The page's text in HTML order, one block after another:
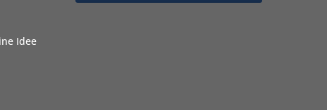
Idee